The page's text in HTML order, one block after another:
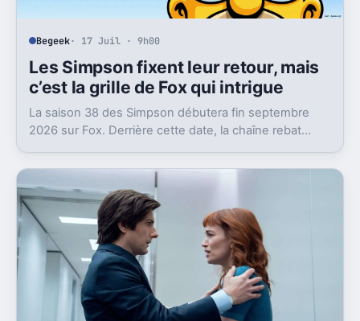
Begeek· 17 Juil · 9h00
Les Simpson fixent leur retour, mais
c’est la grille de Fox qui intrigue
La saison 38 des Simpson débutera fin septembre
2026 sur Fox. Derrière cette date, la chaîne rebat